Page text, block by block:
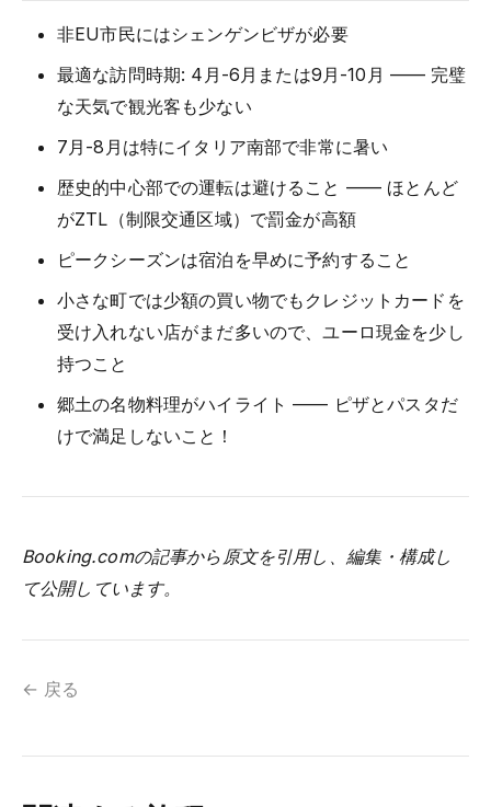
非EU市民にはシェンゲンビザが必要
最適な訪問時期: 4月-6月または9月-10月 —— 完璧
な天気で観光客も少ない
7月-8月は特にイタリア南部で非常に暑い
歴史的中心部での運転は避けること —— ほとんど
がZTL（制限交通区域）で罰金が高額
ピークシーズンは宿泊を早めに予約すること
小さな町では少額の買い物でもクレジットカードを
受け入れない店がまだ多いので、ユーロ現金を少し
持つこと
郷土の名物料理がハイライト —— ピザとパスタだ
けで満足しないこと！
Booking.comの記事から原文を引用し、編集・構成し
て公開しています。
← 戻る